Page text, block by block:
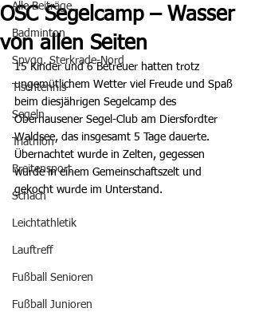
Alle Beiträge
Badminton
Spvgg. Sterkrade-Nord
Tischtennis
Segeln
Triathlon
Breitensport
Schach
Leichtathletik
Lauftreff
Fußball Senioren
Fußball Junioren
OSC Segelcamp – Wasser
von allen Seiten
15 Kinder und 6 Betreuer hatten trotz
ungemütlichem Wetter viel Freude und Spaß
beim diesjährigen Segelcamp des
Oberhausener Segel-Club am Diersfordter
Waldsee, das insgesamt 5 Tage dauerte.
Übernachtet wurde in Zelten, gegessen
wurde in einem Gemeinschaftszelt und
gekocht wurde im Unterstand.